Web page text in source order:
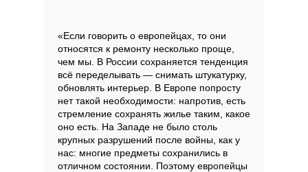
«Если говорить о европейцах, то они
относятся к ремонту несколько проще,
чем мы. В России сохраняется тенденция
всё переделывать — снимать штукатурку,
обновлять интерьер. В Европе попросту
нет такой необходимости: напротив, есть
стремление сохранять жилье таким, какое
оно есть. На Западе не было столь
крупных разрушений после войны, как у
нас: многие предметы сохранились в
отличном состоянии. Поэтому европейцы